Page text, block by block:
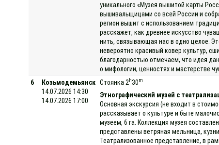
уникального «Музея вышитой карты
вышивальщицами со всей России и
регион вышит с использованием
расскажет, как древнее искусство
нить, связывающая нас в одно целое.
невероятно красивый ковер культур,
благодарностью отмечаем, что идея
о мифологии, ценностях и мастерстве
6
Козьмодемьянск
14.07.2026 14:30
14.07.2026 17:00
Стоянка 2 h30m
Этнографический музей с
Основная экскурсия (не входит в
рассказывает о культуре и быте
музеем, 6 га. Коллекция музея
представлены ветряная мельница,
Театрализованное представление, в